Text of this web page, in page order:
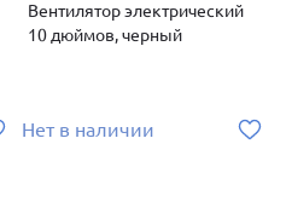
Вентилятор электрический
10 дюймов, черный
Нет в наличии